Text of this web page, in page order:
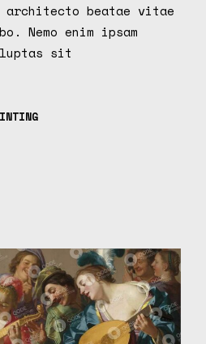
beatae vitae
Nemo enim ipsam
sit